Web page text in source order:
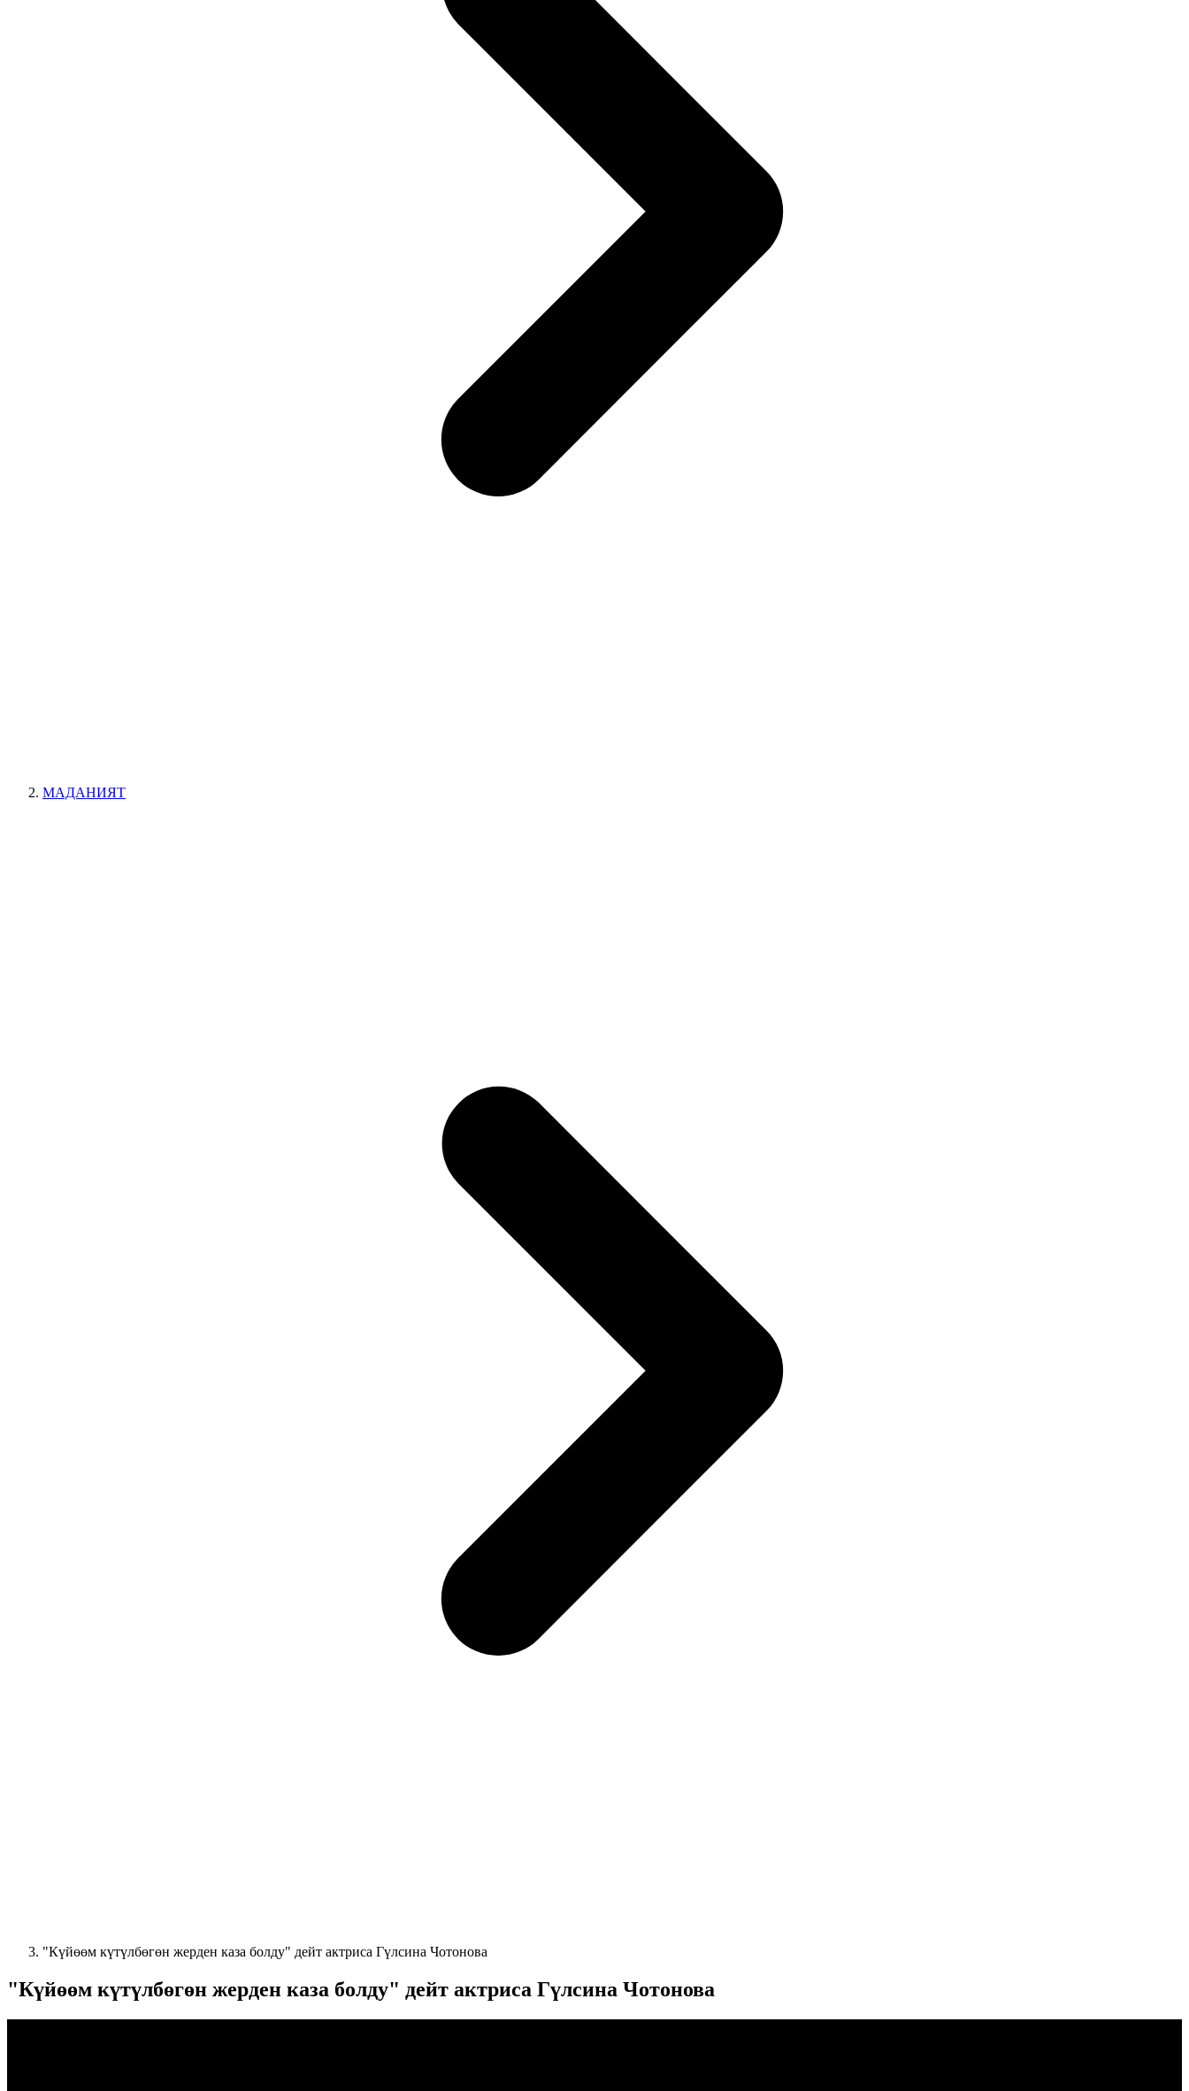
МАДАНИЯТ
"Күйөөм күтүлбөгөн жерден каза болду" дейт актриса Гүлсина Чотонова
"Күйөөм күтүлбөгөн жерден каза болду" дейт актриса Гүлсина Чотонова